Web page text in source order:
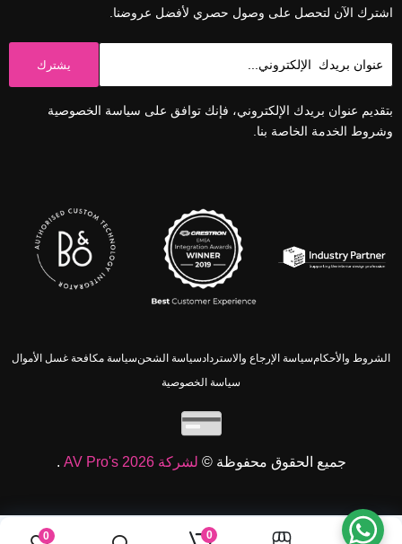
اشترك الآن لتحصل على وصول حصري لأفضل عروضنا.
يشترك
بتقديم عنوان بريدك الإلكتروني، فإنك توافق على سياسة الخصوصية
وشروط الخدمة الخاصة بنا.
الشروط والأحكامسياسة الإرجاع والاسترداد سياسة الشحنسياسة مكافحة غسل الأموال
سياسة الخصوصية
جميع الحقوق محفوظة © لشركة AV Pro's 2026 .
0
0